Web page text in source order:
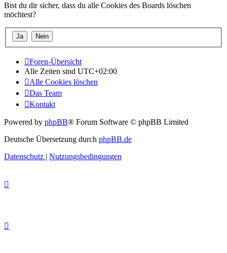
Bist du dir sicher, dass du alle Cookies des Boards löschen
möchtest?
Foren-Übersicht
Alle Zeiten sind UTC+02:00
Alle Cookies löschen
Das Team
Kontakt
Powered by phpBB® Forum Software © phpBB Limited
Deutsche Übersetzung durch phpBB.de
Datenschutz | Nutzungsbedingungen